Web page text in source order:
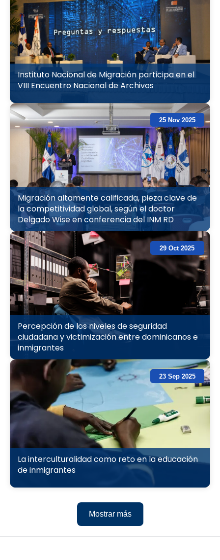
Instituto Nacional de Migración participa en el
VIII Encuentro Nacional de Archivos
25 Nov 2025
Migración altamente calificada, pieza clave de
la competitividad global, según el doctor
Delgado Wise en conferencia del INM RD
29 Oct 2025
Percepción de los niveles de seguridad
ciudadana y victimización entre dominicanos e
inmigrantes
23 Sep 2025
La interculturalidad como reto en la educación
de inmigrantes
Mostrar más